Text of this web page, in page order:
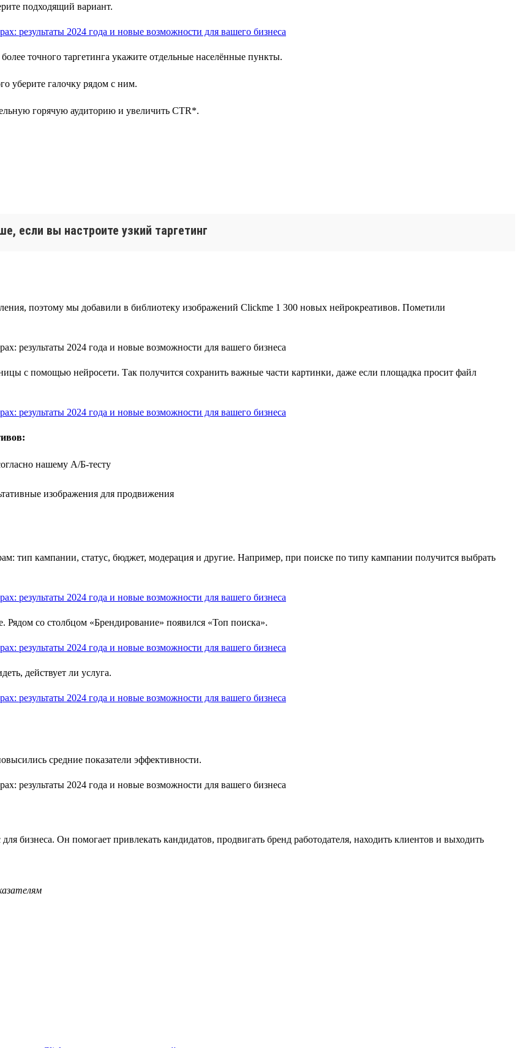
подходящий вариант.
точного таргетинга укажите отдельные населённые пункты.
уберите галочку рядом с ним.
горячую аудиторию и увеличить CTR*.
если вы настроите узкий таргетинг
поэтому мы добавили в библиотеку изображений Clickme 1 300 новых нейрокреативов. Пометили
с помощью нейросети. Так получится сохранить важные части картинки, даже если площадка просит файл
нашему А/Б-тесту
изображения для продвижения
тип кампании, статус, бюджет, модерация и другие. Например, при поиске по типу кампании получится выбрать
со столбцом «Брендирование» появился «Топ поиска».
действует ли услуга.
средние показатели эффективности.
бизнеса. Он помогает привлекать кандидатов, продвигать бренд работодателя, находить клиентов и выходить